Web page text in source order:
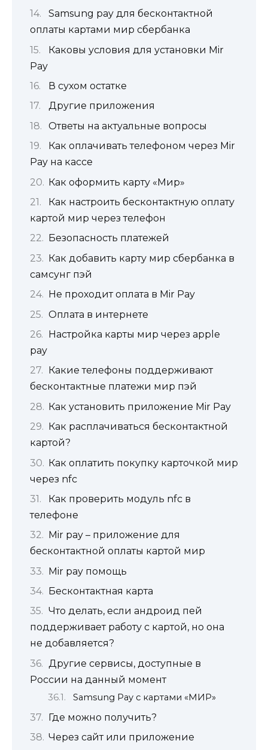
Samsung pay для бесконтактной
оплаты картами мир сбербанка
Каковы условия для установки Mir
Pay
В сухом остатке
Другие приложения
Ответы на актуальные вопросы
Как оплачивать телефоном через Mir
Pay на кассе
Как оформить карту «Мир»
Как настроить бесконтактную оплату
картой мир через телефон
Безопасность платежей
Как добавить карту мир сбербанка в
самсунг пэй
Не проходит оплата в Mir Pay
Оплата в интернете
Настройка карты мир через apple
pay
Какие телефоны поддерживают
бесконтактные платежи мир пэй
Как установить приложение Mir Pay
Как расплачиваться бесконтактной
картой?
Как оплатить покупку карточкой мир
через nfc
Как проверить модуль nfc в
телефоне
Mir pay – приложение для
бесконтактной оплаты картой мир
Mir pay помощь
Бесконтактная карта
Что делать, если андроид пей
поддерживает работу с картой, но она
не добавляется?
Другие сервисы, доступные в
России на данный момент
Samsung Pay с картами «МИР»
Где можно получить?
Через сайт или приложение